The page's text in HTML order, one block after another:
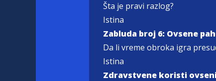
Šta je pravi razlog?
Istina
Zabluda broj 6: Ovsene
Da li vreme obroka igra
Istina
Zdravstvene koristi